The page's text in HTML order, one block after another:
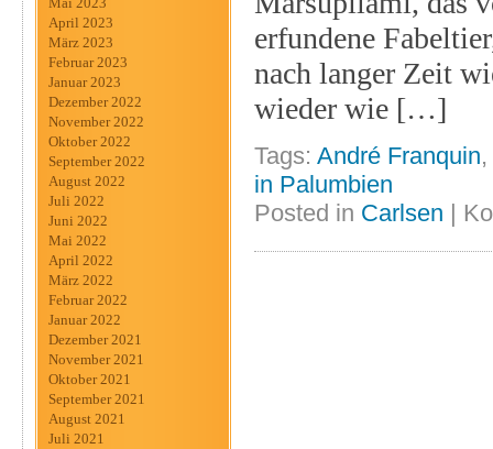
April 2023
März 2023
Februar 2023
Januar 2023
Dezember 2022
November 2022
Oktober 2022
September 2022
August 2022
Juli 2022
Juni 2022
Mai 2022
April 2022
März 2022
Februar 2022
Januar 2022
Dezember 2021
November 2021
Oktober 2021
September 2021
August 2021
Juli 2021
erfundene
nach langer Zeit
wieder wie […]
Tags: André Franquin,
in Palumbien
Posted in Carlsen |